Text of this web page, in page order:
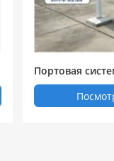
Портовая
левого